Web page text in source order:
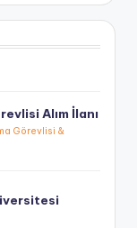
Alım İlanı
Görevlisi &